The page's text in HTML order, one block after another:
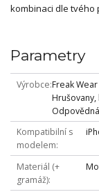
kombinaci dle tvého
Parametry
Výrobce Freak
Hrušovany,
Kompatibilní s
modelem
Materiál (+
gramáž)